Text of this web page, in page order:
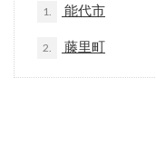
1. 能代市
2. 藤里町